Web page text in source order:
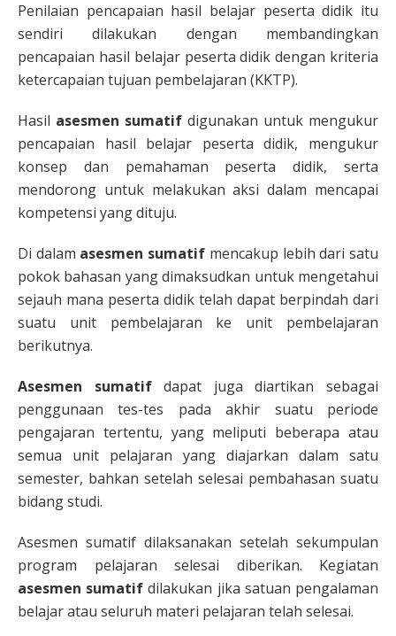
Penilaian pencapaian hasil belajar peserta didik itu
sendiri dilakukan dengan membandingkan
pencapaian hasil belajar peserta didik dengan kriteria
ketercapaian tujuan pembelajaran (KKTP).
Hasil asesmen sumatif digunakan untuk mengukur
pencapaian hasil belajar peserta didik, mengukur
konsep dan pemahaman peserta didik, serta
mendorong untuk melakukan aksi dalam mencapai
kompetensi yang dituju.
Di dalam asesmen sumatif mencakup lebih dari satu
pokok bahasan yang dimaksudkan untuk mengetahui
sejauh mana peserta didik telah dapat berpindah dari
suatu unit pembelajaran ke unit pembelajaran
berikutnya.
Asesmen sumatifdapat juga diartikan sebagai
penggunaan tes-tes pada akhir suatu periode
pengajaran tertentu, yang meliputi beberapa atau
semua unit pelajaran yang diajarkan dalam satu
semester, bahkan setelah selesai pembahasan suatu
bidang studi.
Asesmen sumatif dilaksanakan setelah sekumpulan
program pelajaran selesai diberikan. Kegiatan
asesmen sumatif dilakukan jika satuan pengalaman
belajar atau seluruh materi pelajaran telah selesai.